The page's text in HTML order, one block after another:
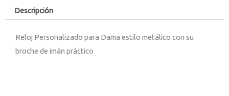
Descripción
Reloj Personalizado para Dama estilo metálico con su
broche de imán práctico